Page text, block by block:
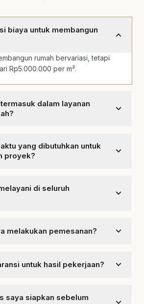
biaya untuk membangun
expand_more
rumah bervariasi, tetapi
Rp5.000.000 per m².
dalam layanan
expand_more
dan manajemen proyek.
yang dibutuhkan untuk
proyek?
expand_more
biasanya antara 3 hingga 12 bulan.
di seluruh
expand_more
proyek.
melakukan pemesanan? expand_more
estimasi gratis.
untuk hasil pekerjaan? expand_more
saya siapkan sebelum